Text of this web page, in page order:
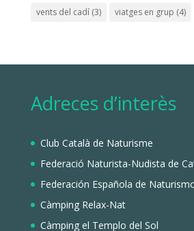
vents del cadí(3) viatges en grup (4)
Adreces d’interès
Club Català de Naturisme
Federació Naturista-Nudista de
Federación Española de
Càmping Relax-Nat
Càmping el Templo del Sol